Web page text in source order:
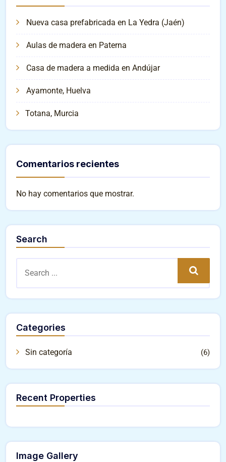
Nueva casa prefabricada en La Yedra (Jaén)
Aulas de madera en Paterna
Casa de madera a medida en Andújar
Ayamonte, Huelva
Totana, Murcia
Comentarios recientes
No hay comentarios que mostrar.
Search
Search
Categories
Sin categoría (6)
Recent Properties
Image Gallery